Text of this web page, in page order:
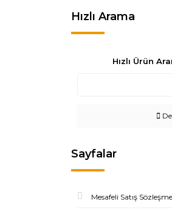
Hızlı Arama
Hızlı Ürün
Sayfalar
Mesafeli Satış